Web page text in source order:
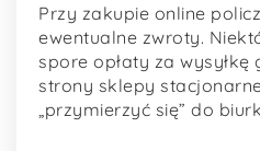
Przy zakupie online
ewentualne zwroty.
spore opłaty za
strony sklepy
„przymierzyć się” do